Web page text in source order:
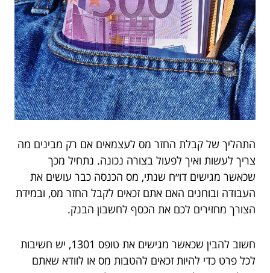
התהליך של קבלת החזר מס לעצמאים אם רק מבינים מה
צריך לעשות ואיך לפעול בצורה נכונה. נתחיל מכך
שכאשר מגישים דו״ח שנתי, מס הכנסה כבר עושים את
העבודה ובוחנים האם אתם זכאים לקבל החזר מס, ובמידת
הצורך מחזירים לכם את הכסף לחשבון הבנק.
חשוב להבין שכאשר מגישים את טופס 1301, יש חשיבות
לכל פרט כדי להיות זכאים להטבות מס או לוודא שאתם